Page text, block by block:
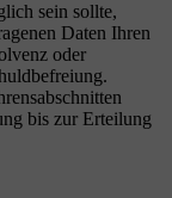
sein sollte,
Daten Ihren
oder
bis zur Erteilung